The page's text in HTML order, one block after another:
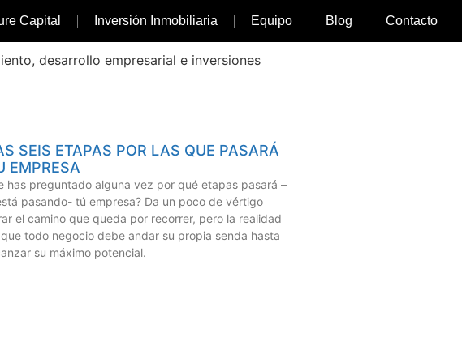
Capital Inversión Inmobiliaria Equipo Blog Contacto
desarrollo empresarial e inversiones
SEIS ETAPAS POR LAS QUE PASARÁ
EMPRESA
has preguntado alguna vez por qué etapas pasará –
pasando- tú empresa? Da un poco de vértigo
el camino que queda por recorrer, pero la realidad
todo negocio debe andar su propia senda hasta
su máximo potencial.